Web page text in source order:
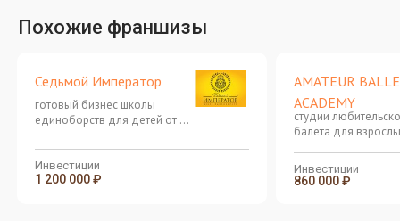
Похожие франшизы
Седьмой Император
готовый бизнес школы
единоборств для детей от 3
Инвестиции
1 200 000 ₽
AMATEUR
ACADEMY
студии
балета для
Инвестиции
860 000 ₽